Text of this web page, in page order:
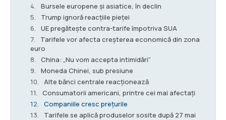
Bursele europene și asiatice, în declin
Trump ignoră reacțiile pieței
UE pregătește contra-tarife împotriva SUA
Tarifele vor afecta creșterea economică din zona
euro
China: „Nu vom accepta intimidări”
Moneda Chinei, sub presiune
Alte bănci centrale reacționează
Consumatorii americani, printre cei mai afectați
Companiile cresc prețurile
Tarifele se aplică produselor sosite după 27 mai